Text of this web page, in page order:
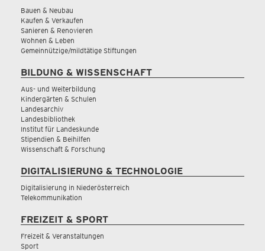
Bauen & Neubau
Kaufen & Verkaufen
Sanieren & Renovieren
Wohnen & Leben
Gemeinnützige/mildtätige Stiftungen
BILDUNG & WISSENSCHAFT
Aus- und Weiterbildung
Kindergärten & Schulen
Landesarchiv
Landesbibliothek
Institut für Landeskunde
Stipendien & Beihilfen
Wissenschaft & Forschung
DIGITALISIERUNG & TECHNOLOGIE
Digitalisierung in Niederösterreich
Telekommunikation
FREIZEIT & SPORT
Freizeit & Veranstaltungen
Sport